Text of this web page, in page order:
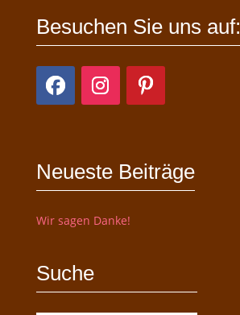
Besuchen Sie uns auf:
Neueste Beiträge
Wir sagen Danke!
Suche